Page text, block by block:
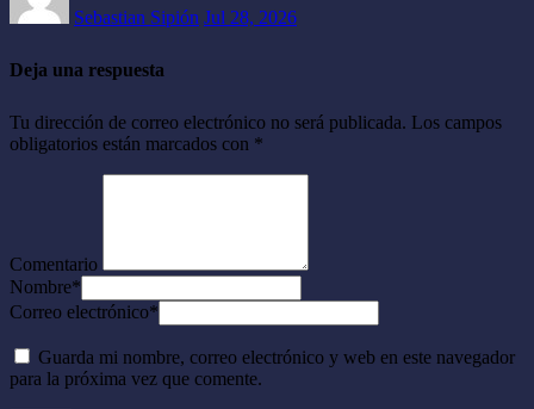
Sebastian Sipión Jul 28, 2026
Deja una respuesta
Tu dirección de correo electrónico no será publicada. Los campos
obligatorios están marcados con *
Comentario
Nombre*
Correo electrónico*
Guarda mi nombre, correo electrónico y web en este navegador
para la próxima vez que comente.